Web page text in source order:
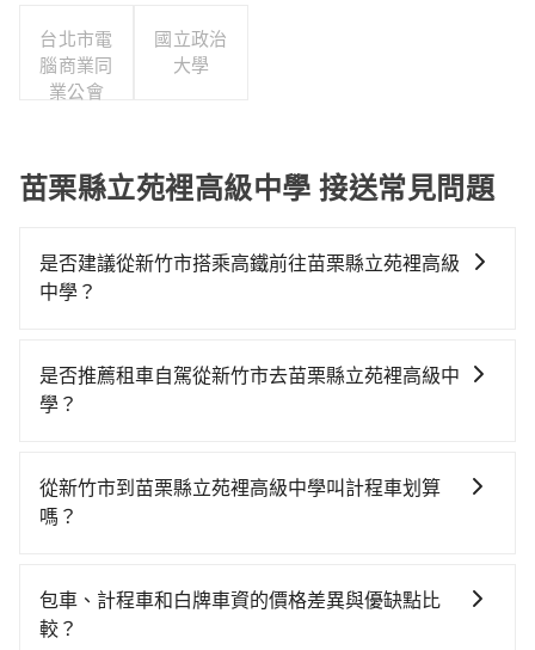
台北市電
腦商業同
業公會
國立政治
大學
苗栗縣立苑裡高級中學 接送常見問題
是否建議從新竹市搭乘高鐵前往苗栗縣立苑裡高級
中學？
高鐵較貴、費時、轉車麻煩！新竹-苗栗雖然一天最多時
有30班車次，從最早07:02到23:32，過了末班車到清晨
程約25分鐘。抵達高鐵站後，步行進站、現場購票並於
月台排隊的時間約15分鐘，再乘坐10~12分鐘（平均10
約花40分鐘、車費800元後，抵達苗栗縣立苑裡高級中
學 (苗栗縣苑裡鎮) 的目的地。全程加上轉車時間共1小時
是否推薦租車自駕從新竹市去苗栗縣立苑裡高級中
學？
時不需要閉目養神（因為要自己開車），最重要的是你
當天就要來回，那在新竹路邊可隨租隨借的iRent應該是
市（北區）到苗栗縣立苑裡高級中學的花費預估為
$900~1,400（金額差異來自於平假日、車款差異、抵達
從新竹市到苗栗縣立苑裡高級中學叫計程車划算
嗎？
灣大車隊、Uber、Line Taxi、Yoxi等，如果在路邊攔不
到車，也可考慮打電話至附近的計程車隊，如
包車、計程車和白牌車資的價格差異與優缺點比
較？